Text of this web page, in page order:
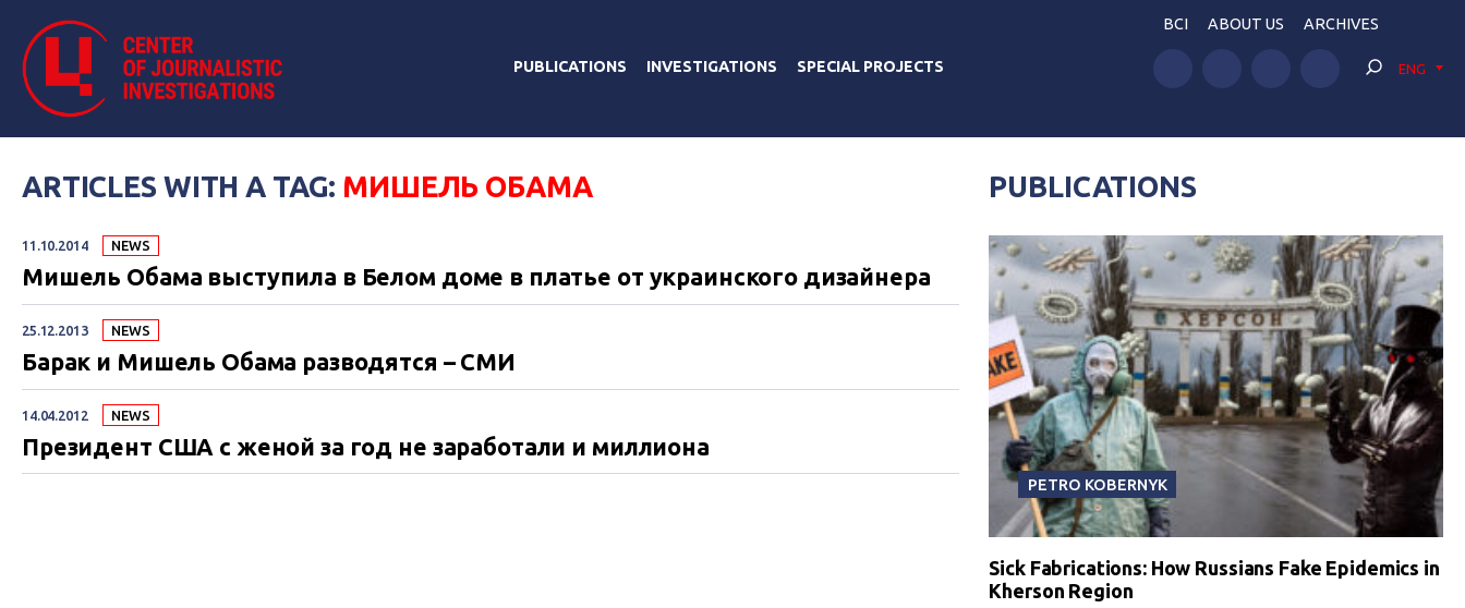
PUBLICATIONS INVESTIGATIONS SPECIAL PROJECTS
BCI ABOUT US ARCHIVES
ENG
ARTICLES WITH A TAG: МИШЕЛЬ ОБАМА
11.10.2014 NEWS
Мишель Обама выступила в Белом доме в платье от украинского дизайнера
25.12.2013 NEWS
Барак и Мишель Обама разводятся – СМИ
14.04.2012 NEWS
Президент США с женой за год не заработали и миллиона
PUBLICATIONS
PETRO KOBERNYK
Sick Fabrications: How Russians Fake Epidemics in
Kherson Region